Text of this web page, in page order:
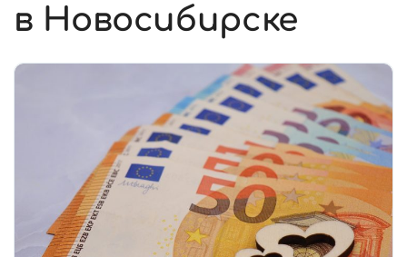
в Новосибирске